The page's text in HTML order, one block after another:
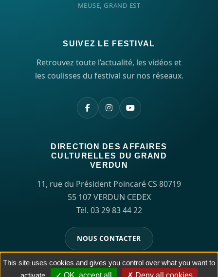
MEUSE, GRAND EST
SUIVEZ LE FESTIVAL
Retrouvez toute l’actualité, les vidéos et
les coulisses du festival sur nos réseaux.
DIRECTION DES AFFAIRES
CULTURELLES DU GRAND
VERDUN
11, rue du Président Poincaré CS 80719
55 107 VERDUN CEDEX
Tél. 03 29 83 44 22
NOUS CONTACTER
This site uses cookies and gives you control over what you want to
activate
OK, accept all Deny all cookies